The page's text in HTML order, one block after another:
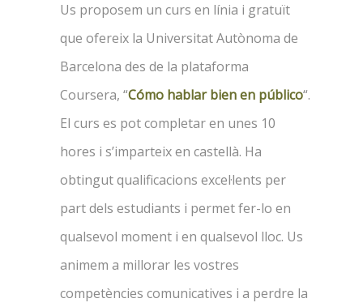
Us proposem un curs en línia i gratuït
que ofereix la Universitat Autònoma de
Barcelona des de la plataforma
Coursera, “Cómo hablar bien en público“.
El curs es pot completar en unes 10
hores i s’imparteix en castellà. Ha
obtingut qualificacions excel·lents per
part dels estudiants i permet fer-lo en
qualsevol moment i en qualsevol lloc. Us
animem a millorar les vostres
competències comunicatives i a perdre la